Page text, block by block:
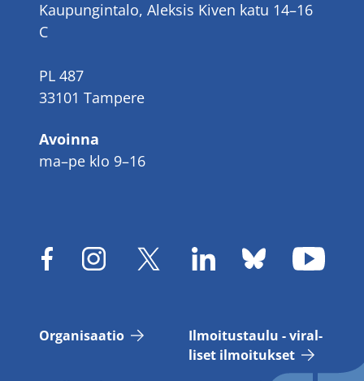
Kaupungintalo, Aleksis Kiven katu 14–16
C
PL 487
33101 Tampere
Avoinna
ma–pe klo 9–16
Or­ga­ni­saa­tio
Il­moi­tus­tau­lu - vi­ral­
li­set il­moi­tuk­set